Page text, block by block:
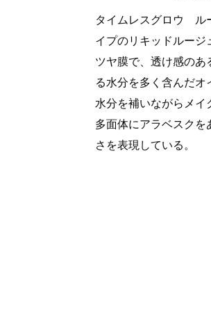
タイムレスグロウ ル
イプのリキッドルー
ツヤ膜で、透け感の
る水分を多く含んだ
水分を補いながらメ
多面体にアラベスク
さを表現している。